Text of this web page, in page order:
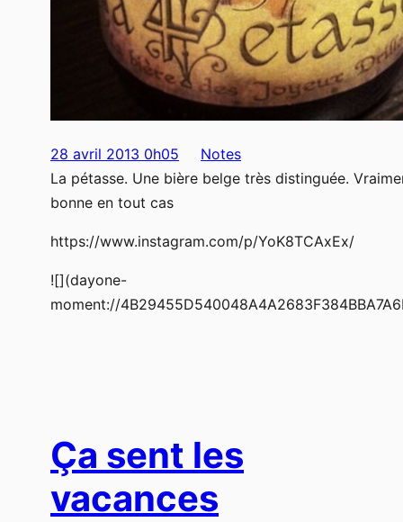
28 avril 2013 0h05
Notes
La pétasse. Une bière belge très distinguée.
bonne en tout cas
https://www.instagram.com/p/YoK8TCAxEx/
![](dayone-
moment://
Ça sent les
vacances